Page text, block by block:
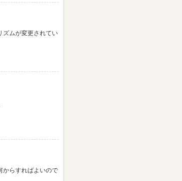
ズムが変更されてい
からすればよいので